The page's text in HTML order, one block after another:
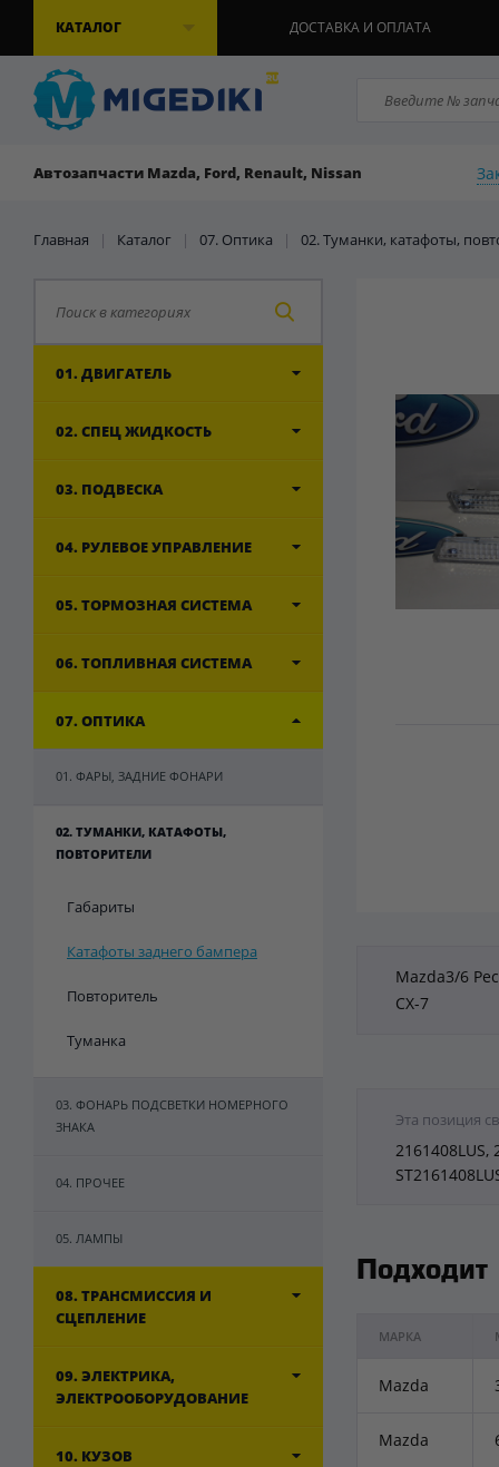
КАТАЛОГ ДОСТАВКА И ОПЛАТА
Автозапчасти Mazda, Ford, Renault, Nissan
Главная | Каталог | 07. Оптика | 02. Туманки, катафоты,
01. ДВИГАТЕЛЬ
02. СПЕЦ ЖИДКОСТЬ
03. ПОДВЕСКА
04. РУЛЕВОЕ УПРАВЛЕНИЕ
05. ТОРМОЗНАЯ СИСТЕМА
06. ТОПЛИВНАЯ СИСТЕМА
07. ОПТИКА
01. ФАРЫ, ЗАДНИЕ ФОНАРИ
02. ТУМАНКИ, КАТАФОТЫ,
ПОВТОРИТЕЛИ
Габариты
Катафоты заднего бампера
Повторитель
Туманка
03. ФОНАРЬ ПОДСВЕТКИ НОМЕРНОГО
ЗНАКА
04. ПРОЧЕЕ
05. ЛАМПЫ
08. ТРАНСМИССИЯ И
СЦЕПЛЕНИЕ
09. ЭЛЕКТРИКА,
ЭЛЕКТРООБОРУДОВАНИЕ
10. КУЗОВ
Mazda3/6
CX-7
Эта позиция
2161408LUS,
Подходит
МАРКА
Mazda
Mazda